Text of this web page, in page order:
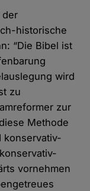
der
historische
“Die Bibel ist
wird
zu
zur
Methode
konservativ-
vornehmen